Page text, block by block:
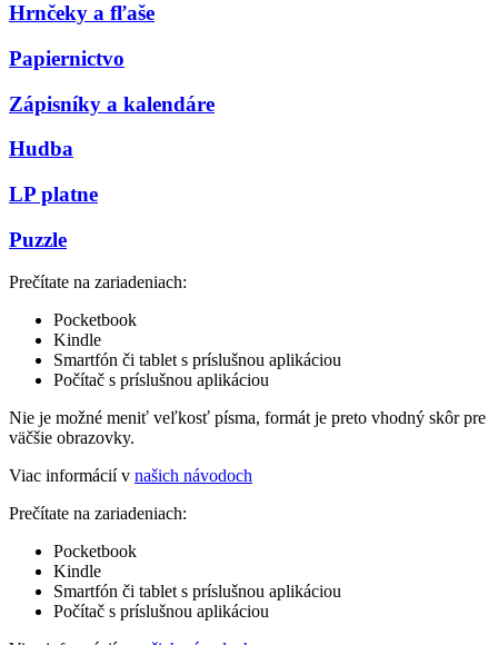
Hrnčeky a fľaše
Papiernictvo
Zápisníky a kalendáre
Hudba
LP platne
Puzzle
Prečítate na zariadeniach:
Pocketbook
Kindle
Smartfón či tablet s príslušnou aplikáciou
Počítač s príslušnou aplikáciou
Nie je možné meniť veľkosť písma, formát je preto vhodný skôr pre
väčšie obrazovky.
Viac informácií v našich návodoch
Prečítate na zariadeniach:
Pocketbook
Kindle
Smartfón či tablet s príslušnou aplikáciou
Počítač s príslušnou aplikáciou